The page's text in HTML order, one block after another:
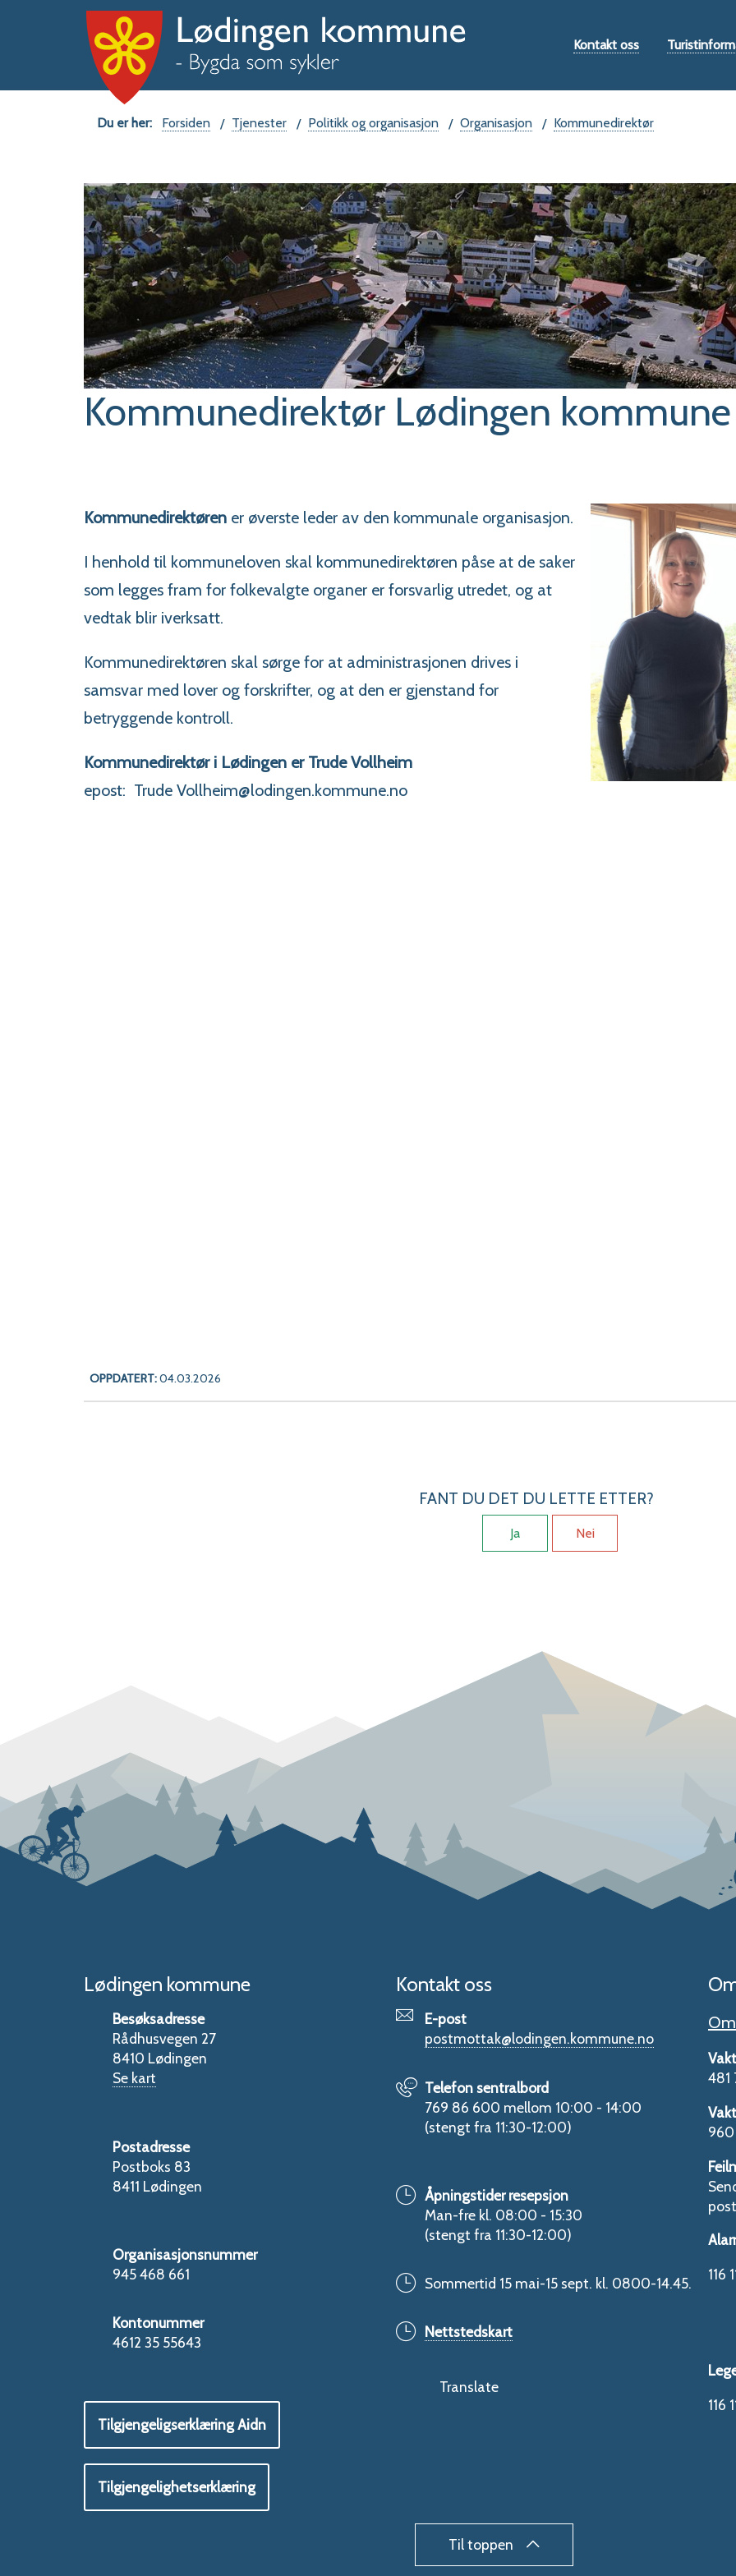
Kontakt oss
Du
her:
Forsiden Tjenester Politikk og organisasjon Organisasjon Kommunedirektør
Kommunedirektør Lødingen kommune
Kommunedirektøren er øverste leder av den kommunale organisasjon.
I henhold til kommuneloven skal kommunedirektøren påse at de saker
som legges fram for folkevalgte organer er forsvarlig utredet, og at
vedtak blir iverksatt.
Kommunedirektøren skal sørge for at administrasjonen drives i
samsvar med lover og forskrifter, og at den er gjenstand for
betryggende kontroll.
Kommunedirektør i Lødingen er Trude Vollheim
epost: Trude Vollheim@lodingen.kommune.no
OPPDATERT:04.03.2026
FANT DU DET DU LETTE ETTER?
Ja Nei
Lødingen kommune
Besøksadresse
Rådhusvegen 27
8410 Lødingen
Se kart
Postadresse
Postboks 83
8411 Lødingen
Organisasjonsnummer
945 468 661
Kontonummer
4612 35 55643
Tilgjengeligserklæring Aidn
Tilgjengelighetserklæring
Kontakt oss
E-post
postmottak@lodingen.kommune.no
Telefon sentralbord
769 86 600 mellom 10:00 - 14:00
(stengt fra 11:30-12:00)
Åpningstider resepsjon
Man-fre kl. 08:00 - 15:30
(stengt fra 11:30-12:00)
Sommertid 15 mai-15 sept. kl. 0800-14.45.
Nettstedskart
Translate
481
960
116
116
Til toppen